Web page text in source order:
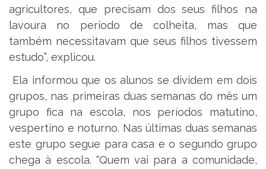
agricultores, que precisam dos seus filhos na
lavoura no período de colheita, mas que
também necessitavam que seus filhos tivessem
estudo”, explicou.
Ela informou que os alunos se dividem em dois
grupos, nas primeiras duas semanas do mês um
grupo fica na escola, nos períodos matutino,
vespertino e noturno. Nas últimas duas semanas
este grupo segue para casa e o segundo grupo
chega à escola. “Quem vai para a comunidade,